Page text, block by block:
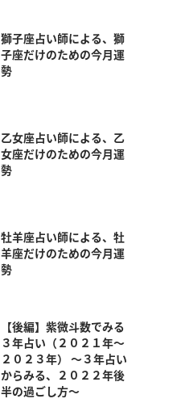
獅子座占い師による、獅
子座だけのための今月運
勢
乙女座占い師による、乙
女座だけのための今月運
勢
牡羊座占い師による、牡
羊座だけのための今月運
勢
【後編】紫微斗数でみる
３年占い（２０２１年～
２０２３年） ～３年占い
からみる、２０２２年後
半の過ごし方～